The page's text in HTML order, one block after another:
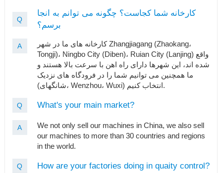
Q
کارخانه شما کجاست؟ چگونه می توانم به انجا
برسم؟
A
کارخانه های ما در شهر Zhangjiagang (Zhaokang،
Tongji)، Ningbo City (Diben)، Ruian City (Lanjing) واقع
شده اند، این شهرها دارای راه اهن با سرعت بالا هستند و
ما همچنین می توانیم شما را در فرودگاه های نزدیک
(شانگهای، Wenzhou، Wuxi) انتخاب کنیم.
Q What's your main market?
A
We not only sell our machines in China, we also sell
our machines to more than 30 countries and regions
in the world.
Q How are your factories doing in quaity control?